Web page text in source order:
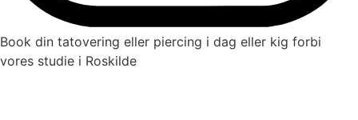
Book din tatovering eller piercing i dag eller kig forbi
vores studie i Roskilde